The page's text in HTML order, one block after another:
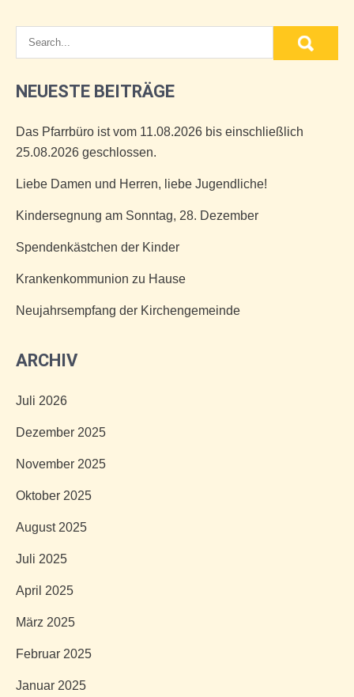
NEUESTE BEITRÄGE
Das Pfarrbüro ist vom 11.08.2026 bis einschließlich
25.08.2026 geschlossen.
Liebe Damen und Herren, liebe Jugendliche!
Kindersegnung am Sonntag, 28. Dezember
Spendenkästchen der Kinder
Krankenkommunion zu Hause
Neujahrsempfang der Kirchengemeinde
ARCHIV
Juli 2026
Dezember 2025
November 2025
Oktober 2025
August 2025
Juli 2025
April 2025
März 2025
Februar 2025
Januar 2025